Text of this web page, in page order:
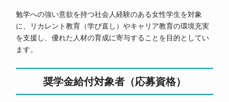
勉学への強い意欲を持つ社会人経験のある女性学生を対象
に、リカレント教育（学び直し）やキャリア教育の環境充実
を支援し、優れた人材の育成に寄与することを目的としてい
ます。
奨学金給付対象者（応募資格）